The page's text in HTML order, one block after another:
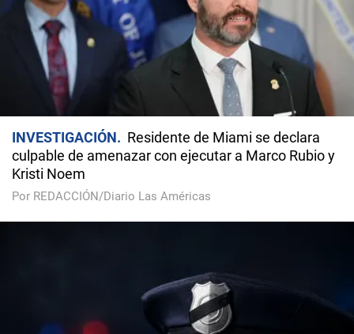
INVESTIGACIÓN
Residente de Miami se declara
culpable de amenazar con ejecutar a Marco Rubio y
Kristi Noem
Por REDACCIÓN/Diario Las Américas